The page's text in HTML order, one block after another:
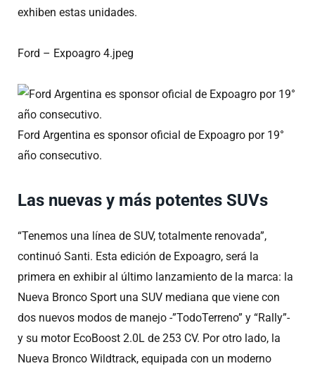
exhiben estas unidades.
Ford – Expoagro 4.jpeg
Ford Argentina es sponsor oficial de Expoagro por 19°
año consecutivo.
Las nuevas y más potentes SUVs
“Tenemos una línea de SUV, totalmente renovada”,
continuó Santi. Esta edición de Expoagro, será la
primera en exhibir al último lanzamiento de la marca: la
Nueva Bronco Sport una SUV mediana que viene con
dos nuevos modos de manejo -”TodoTerreno” y “Rally”-
y su motor EcoBoost 2.0L de 253 CV. Por otro lado, la
Nueva Bronco Wildtrack, equipada con un moderno